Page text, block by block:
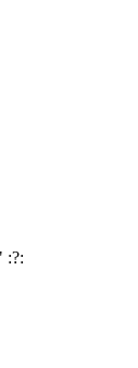
:?: